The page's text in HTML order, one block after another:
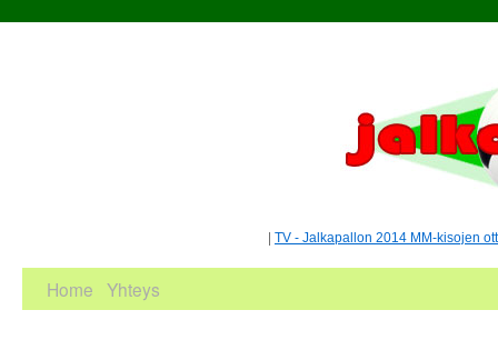
TV - Jalkapallon 2014 MM-kisojen
Home Yhteys